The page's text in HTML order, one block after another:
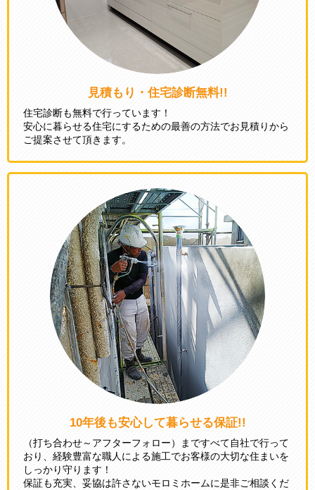
見積もり・住宅診断無料!!
住宅診断も無料で行っています！
安心に暮らせる住宅にするための最善の方法でお見積りから
ご提案させて頂きます。
10年後も安心して暮らせる保証!!
（打ち合わせ～アフターフォロー）まですべて自社で行って
おり、経験豊富な職人による施工でお客様の大切な住まいを
しっかり守ります！
保証も充実、妥協は許さないモロミホームに是非ご相談くだ